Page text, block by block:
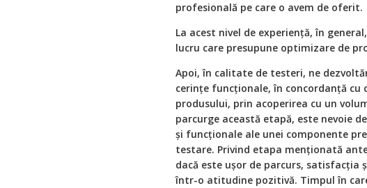
profesională pe care o avem de oferit.
La acest nivel de experiență, în
lucru care presupune optimizare de
Apoi, în calitate de testeri, ne
cerințe funcționale, în concordanță cu
produsului, prin acoperirea cu un
parcurge această etapă, este nevoie
și funcționale ale unei componente
testare. Privind etapa menționată
dacă este ușor de parcurs,
într-o atitudine pozitivă. Timpul în